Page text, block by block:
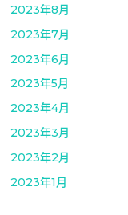
2023年8月
2023年7月
2023年6月
2023年5月
2023年4月
2023年3月
2023年2月
2023年1月